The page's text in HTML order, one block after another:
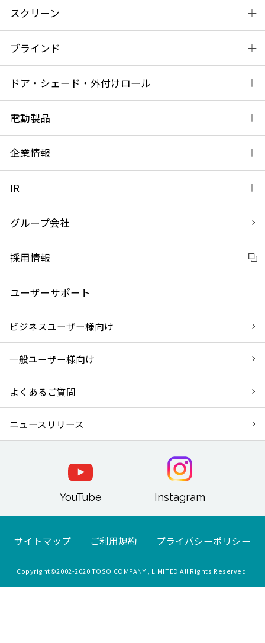
スクリーン
ブラインド
ドア・シェード・外付けロール
電動製品
企業情報
IR
グループ会社
採用情報
ユーザーサポート
ビジネスユーザー様向け
一般ユーザー様向け
よくあるご質問
ニュースリリース
YouTube Instagram
サイトマップ ご利用規約 プライバシーポリシー
Copyright©︎2002-2020 TOSO COMPANY , LIMITED All Rights Reserved.